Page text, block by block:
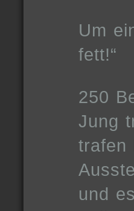
Um
fett!“
250
Jung
trafen
und